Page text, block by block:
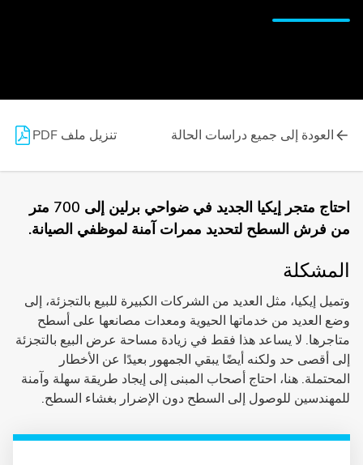
العودة إلى جميع دراسات الحالة تنزيل ملف PDF
احتاج متجر إيكيا الجديد في ضواحي برلين إلى 700 متر
من فرش السطح لتحديد ممرات آمنة لموظفي الصيانة.
المشكلة
وتميل إيكيا، مثل العديد من الشركات الكبيرة للبيع بالتجزئة، إلى
وضع العديد من خدماتها الحيوية ومعدات مصانعها على أسطح
متاجرها. لا يساعد هذا فقط في زيادة مساحة عرض البيع بالتجزئة
إلى أقصى حد ولكنه أيضًا يبقي الجمهور بعيدًا عن الأخطار
المحتملة. هنا، احتاج أصحاب المبنى إلى إيجاد طريقة سهلة وآمنة
للمهندسين للوصول إلى السطح دون الإضرار بغشاء السطح.